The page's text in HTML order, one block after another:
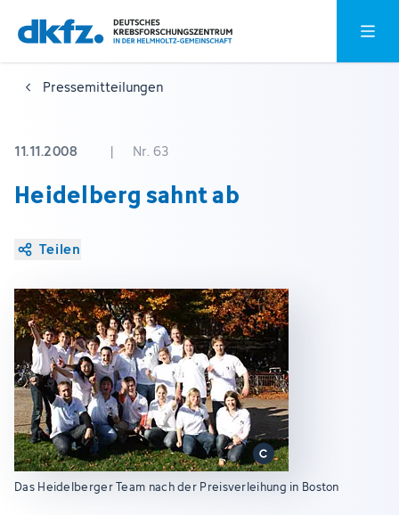
Zum
Hauptinhalt
springen
Zur
Fußzeile
springen
Pressemitteilungen
11.11.2008 | Nr. 63
Heidelberg sahnt ab
Teilen
Das Heidelberger Team nach der Preisverleihung in Boston